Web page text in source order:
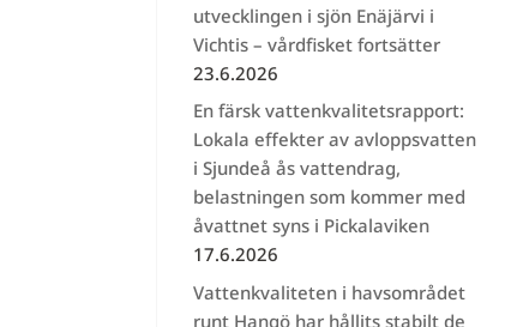
utvecklingen i sjön Enäjärvi i
Vichtis – vårdfisket fortsätter
23.6.2026
En färsk vattenkvalitetsrapport:
Lokala effekter av avloppsvatten
i Sjundeå ås vattendrag,
belastningen som kommer med
åvattnet syns i Pickalaviken
17.6.2026
Vattenkvaliteten i havsområdet
runt Hangö har hållits stabilt de